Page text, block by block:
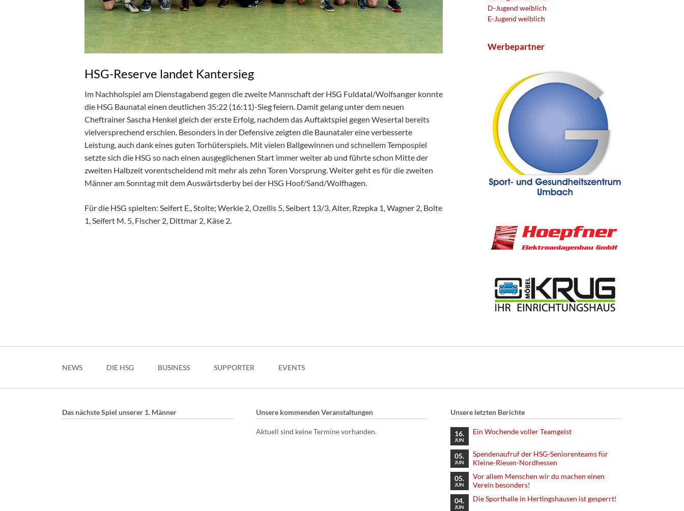
HSG-Reserve landet Kantersieg
Im Nachholspiel am Dienstagabend gegen die zweite Mannschaft der HSG Fuldatal/Wolfsanger konnte
die HSG Baunatal einen deutlichen 35:22 (16:11)-Sieg feiern. Damit gelang unter dem neuen
Cheftrainer Sascha Henkel gleich der erste Erfolg, nachdem das Auftaktspiel gegen Wesertal bereits
vielversprechend erschien. Besonders in der Defensive zeigten die Baunataler eine verbesserte
Leistung, auch dank eines guten Torhüterspiels. Mit vielen Ballgewinnen und schnellem Tempospiel
setzte sich die HSG so nach einen ausgeglichenen Start immer weiter ab und führte schon Mitte der
zweiten Halbzeit vorentscheidend mit mehr als zehn Toren Vorsprung. Weiter geht es für die zweiten
Männer am Sonntag mit dem Auswärtsderby bei der HSG Hoof/Sand/Wolfhagen.
Für die HSG spielten: Seifert E., Stolte; Werkle 2, Ozellis 5, Seibert 13/3, Alter, Rzepka 1, Wagner 2, Bolte
1, Seifert M. 5, Fischer 2, Dittmar 2, Käse 2.
D-Jugend weiblich
E-Jugend weiblich
Werbepartner
NEWS DIE HSG BUSINESS SUPPORTER EVENTS
Das nächste Spiel unserer 1. Männer Unsere kommenden Veranstaltungen
Aktuell sind keine Termine vorhanden.
Unsere letzten Berichte
16.
JUN
Ein Wochende voller Teamgeist
05.
JUN
Spendenaufruf der HSG-Seniorenteams für
Kleine-Riesen-Nordhessen
05.
JUN
Vor allem Menschen wir du machen einen
Verein besonders!
04.
JUN
Die Sporthalle in Hertingshausen ist gesperrt!